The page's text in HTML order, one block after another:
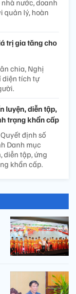
nước, doanh
quản lý, hoàn
trị gia tăng cho
chia, Nghị
diện tích tự
luyện, diễn tập,
trạng khẩn cấp
định số
Danh mục
diễn tập, ứng
khẩn cấp.